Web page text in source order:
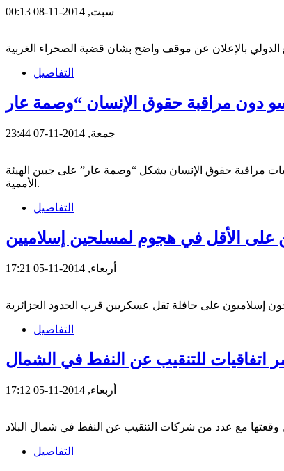
سبت, 2014-11-08 00:13
التفاصيل
جمعة, 2014-11-07 23:44
مراقبة حقوق الإنسان يشكل “وصمة عار” على جبين الهيئة
الأممية.
التفاصيل
على الأقل في هجوم لمسلحين إسلاميين
أربعاء, 2014-11-05 17:21
التفاصيل
اتفاقيات للتنقيب عن النفط في الشمال
أربعاء, 2014-11-05 17:12
التفاصيل